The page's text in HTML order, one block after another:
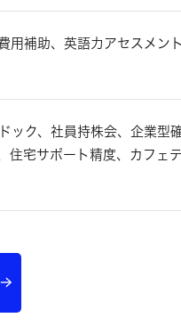
補助、英語力アセスメント
ック、社員持株会、企業型
住宅サポート精度、カフェ